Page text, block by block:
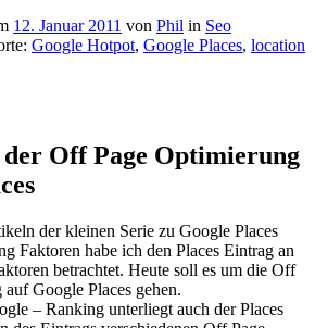
12. Januar 2011 von Phil in Seo
Google Hotpot, Google Places, location
Off Page Optimierung
der kleinen Serie zu Google Places
Faktoren habe ich den Places Eintrag an
betrachtet. Heute soll es um die Off
Google Places gehen.
– Ranking unterliegt auch der Places